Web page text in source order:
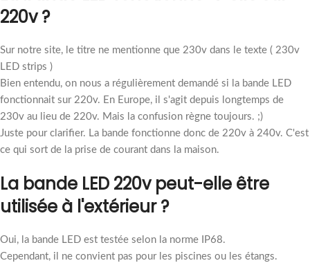
220v ?
Sur notre site, le titre ne mentionne que 230v dans le texte ( 230v
LED strips )
Bien entendu, on nous a régulièrement demandé si la bande LED
fonctionnait sur 220v. En Europe, il s'agit depuis longtemps de
230v au lieu de 220v. Mais la confusion règne toujours. ;)
Juste pour clarifier. La bande fonctionne donc de 220v à 240v. C'est
ce qui sort de la prise de courant dans la maison.
La bande LED 220v peut-elle être
utilisée à l'extérieur ?
Oui, la bande LED est testée selon la norme IP68.
Cependant, il ne convient pas pour les piscines ou les étangs.